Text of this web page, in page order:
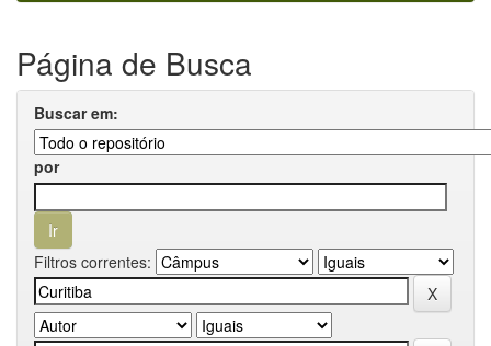
Página de Busca
Buscar em:
por
Filtros correntes: